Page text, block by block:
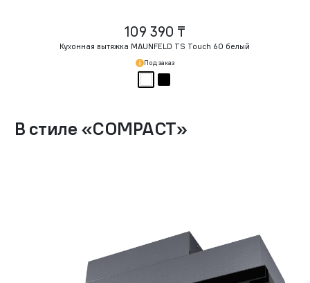
109 390 ₸
Кухонная вытяжка MAUNFELD TS Touch 60 белый
Под заказ
В стиле «COMPACT»